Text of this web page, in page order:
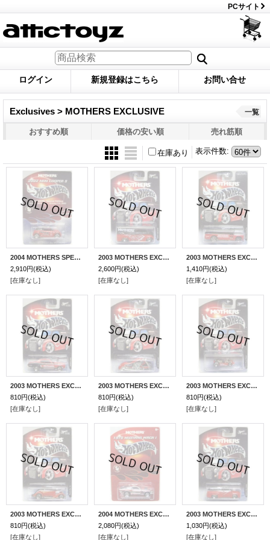
PCサイト
ログイン 新規登録はこちら お問い合せ
Exclusives > MOTHERS EXCLUSIVE 一覧
おすすめ順 価格の安い順 売れ筋順
表示件数:
在庫あり
2004 MOTHERS SPECIAL EDITION 【2002 MINI COOPER S】 RED-BLACK/RR (5000台限定）
2,910円(税込)
[在庫なし]
2003 MOTHERS EXCLUSIVE 【DAIRY DELIVERY】 RED-BLACK/5SP
2,600円(税込)
[在庫なし]
2003 MOTHERS EXCLUSIVE 【S'COOL BUS】 RED-BLACK/PR5
1,410円(税込)
[在庫なし]
2003 MOTHERS EXCLUSIVE 【1970 CHEVELLE SS】 RED/5SP
810円(税込)
[在庫なし]
2003 MOTHERS EXCLUSIVE 【SCORCHIN' SCOOTER】 RED/3SP
810円(税込)
[在庫なし]
2003 MOTHERS EXCLUSIVE 【GO KART】 RED/5H
810円(税込)
[在庫なし]
2003 MOTHERS EXCLUSIVE 【3-WINDOWS '34 FORD】 RED-BLACK/5SP
810円(税込)
[在庫なし]
2004 MOTHERS EXCLUSIVE 【1970 MUSTANG MACH 1】 CHROME/RR
2,080円(税込)
[在庫なし]
2003 MOTHERS EXCLUSIVE 【'56 FORD PANEL】 RED-BLACK/5SP
1,030円(税込)
[在庫なし]